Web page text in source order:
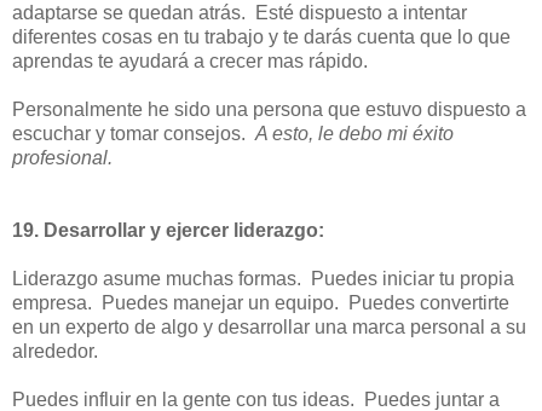
adaptarse se quedan atrás. Esté dispuesto a intentar
diferentes cosas en tu trabajo y te darás cuenta que lo que
aprendas te ayudará a crecer mas rápido.
Personalmente he sido una persona que estuvo dispuesto a
escuchar y tomar consejos. A esto, le debo mi éxito
profesional.
19. Desarrollar y ejercer liderazgo:
Liderazgo asume muchas formas. Puedes iniciar tu propia
empresa. Puedes manejar un equipo. Puedes convertirte
en un experto de algo y desarrollar una marca personal a su
alrededor.
Puedes influir en la gente con tus ideas. Puedes juntar a